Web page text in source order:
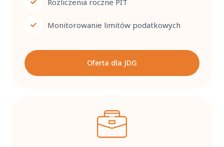
Monitorowanie limitów podatkowych
Oferta dla JDG